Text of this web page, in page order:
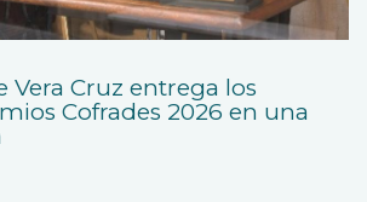
Vera Cruz entrega los
Cofrades 2026 en una